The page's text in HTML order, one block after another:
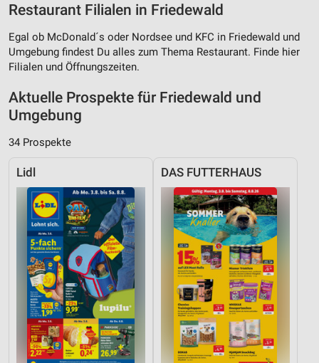
Restaurant Filialen in Friedewald
Egal ob McDonald´s oder Nordsee und KFC in Friedewald und
Umgebung findest Du alles zum Thema Restaurant. Finde hier
Filialen und Öffnungszeiten.
Aktuelle Prospekte für Friedewald und
Umgebung
34 Prospekte
Lidl DAS FUTTERHAUS